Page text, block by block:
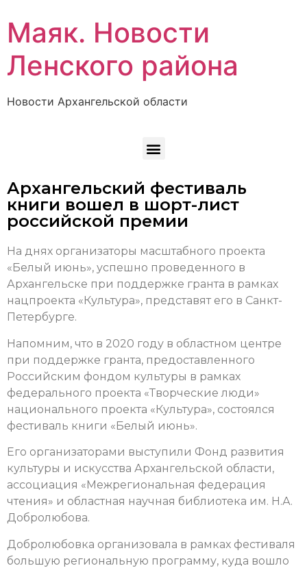
Маяк. Новости
Ленского района
Новости Архангельской области
Архангельский фестиваль
книги вошел в шорт-лист
российской премии
На днях организаторы масштабного проекта
«Белый июнь», успешно проведенного в
Архангельске при поддержке гранта в рамках
нацпроекта «Культура», представят его в Санкт-
Петербурге.
Напомним, что в 2020 году в областном центре
при поддержке гранта, предоставленного
Российским фондом культуры в рамках
федерального проекта «Творческие люди»
национального проекта «Культура», состоялся
фестиваль книги «Белый июнь».
Его организаторами выступили Фонд развития
культуры и искусства Архангельской области,
ассоциация «Межрегиональная федерация
чтения» и областная научная библиотека им. Н.А.
Добролюбова.
Добролюбовка организовала в рамках фестиваля
большую региональную программу, куда вошло